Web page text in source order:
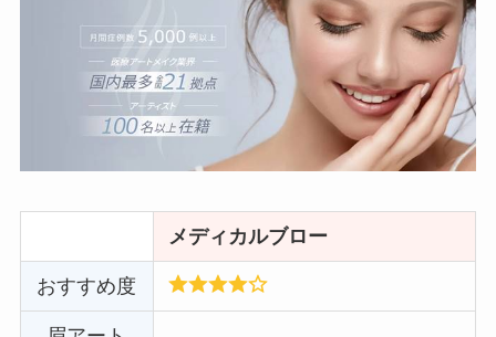
メディカルブロー
おすすめ度